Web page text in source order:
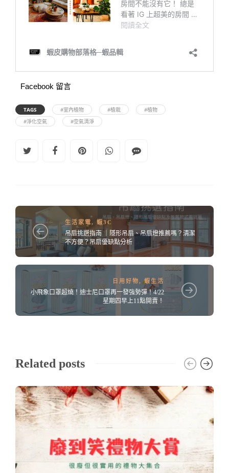
Facebook 留言
TAGS #室內植物 #植栽
#植物
#淨化空氣
#空氣清淨
生活家電, 蝦3C
吊扇挑選指南 ｜隱形吊扇、吊扇燈推薦嗎？清潔
不方便？吊扇優缺點分析
日用好物,蝦生活
小飛象口罩超燒！迪士尼口罩再一發強勢彈！4/22
星期四早上11點開賣！
Related posts